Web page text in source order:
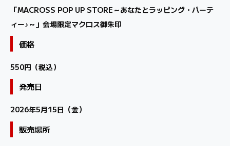
「MACROSS POP UP STORE～あなたとラッピング・パーテ
ィー♪～」会場限定マクロス御朱印
価格
550円（税込）
発売日
2026年5月15日（金）
販売場所